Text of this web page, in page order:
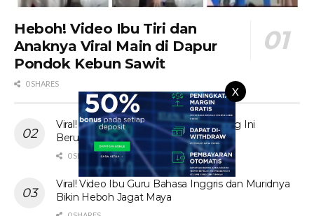
X
Heboh! Video Ibu Tiri dan
Anaknya Viral Main di Dapur
Pondok Kebun Sawit
0 SHARES
Viral! Tante Prank Ojol di Kolam Renang Ini
Berujung Tak Terduga
0 SHARES
Viral! Video Ibu Guru Bahasa Inggris dan Muridnya
Bikin Heboh Jagat Maya